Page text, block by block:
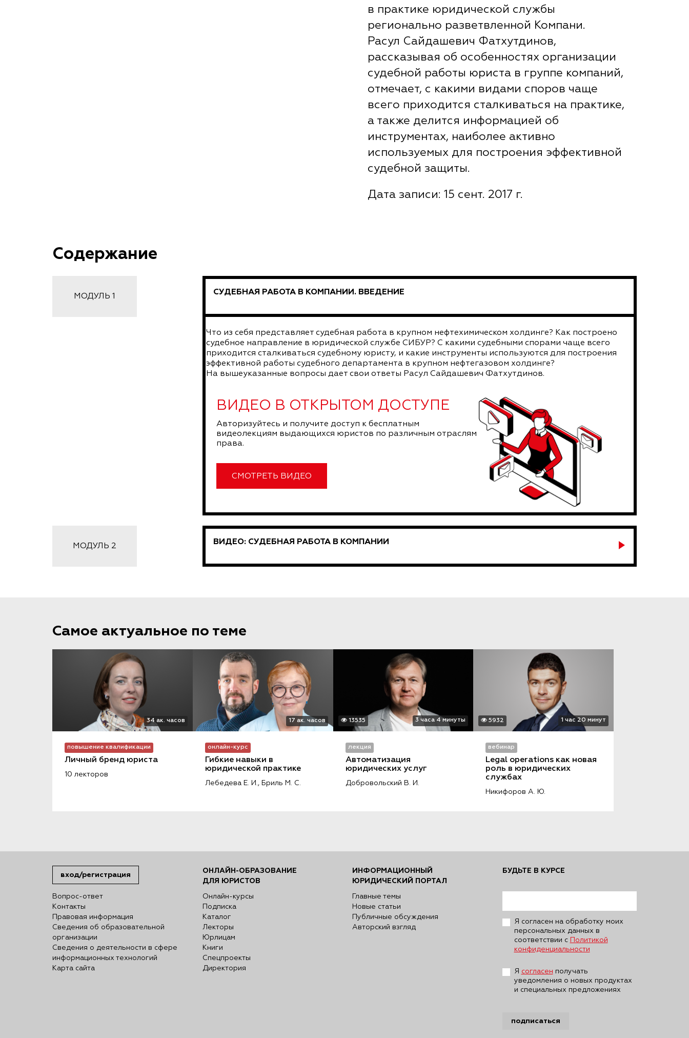
в практике юридической службы
регионально разветвленной Компани.
Расул Сайдашевич Фатхутдинов,
рассказывая об особенностях организации
судебной работы юриста в группе компаний,
отмечает, с какими видами споров чаще
всего приходится сталкиваться на практике,
а также делится информацией об
инструментах, наиболее активно
используемых для построения эффективной
судебной защиты.
Дата записи: 15 сент. 2017 г.
Содержание
МОДУЛЬ 1 СУДЕБНАЯ РАБОТА В КОМПАНИИ. ВВЕДЕНИЕ
Что из себя представляет судебная работа в крупном нефтехимическом холдинге? Как построено
судебное направление в юридической службе СИБУР? С какими судебными спорами чаще всего
приходится сталкиваться судебному юристу, и какие инструменты используются для построения
эффективной работы судебного департамента в крупном нефтегазовом холдинге?
На вышеуказанные вопросы дает свои ответы Расул Сайдашевич Фатхутдинов.
ВИДЕО В ОТКРЫТОМ ДОСТУПЕ
Авторизуйтесь и получите доступ к бесплатным
видеолекциям выдающихся юристов по различным отраслям
права.
СМОТРЕТЬ ВИДЕО
МОДУЛЬ 2 ВИДЕО: СУДЕБНАЯ РАБОТА В КОМПАНИИ
Самое актуальное по теме
34 ак. часов
повышение квалификации
Личный бренд юриста
10 лекторов
17 ак. часов
онлайн-курс
Гибкие навыки в
юридической практике
Лебедева Е. И., Бриль М. С.
13535 3 часа 4 минуты
лекция
Автоматизация
юридических услуг
Добровольский В. И.
5932 1 час 20 минут
вебинар
Legal operations как новая
роль в юридических
службах
Никифоров А. Ю.
вход/регистрация
Вопрос-ответ
Контакты
Правовая информация
Сведения об образовательной
организации
Сведения о деятельности в сфере
информационных технологий
Карта сайта
ОНЛАЙН-ОБРАЗОВАНИЕ
ДЛЯ ЮРИСТОВ
Онлайн-курсы
Подписка
Каталог
Лекторы
Юрлицам
Книги
Спецпроекты
Директория
ИНФОРМАЦИОННЫЙ
ЮРИДИЧЕСКИЙ ПОРТАЛ
Главные темы
Новые статьи
Публичные обсуждения
Авторский взгляд
БУДЬТЕ В КУРСЕ
Я согласен на обработку моих
персональных данных в
соответствии с
Политикой
конфиденциальности
Я согласен получать
уведомления о новых продуктах
и специальных предложениях
подписаться